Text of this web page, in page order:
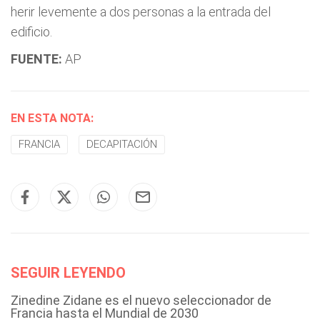
herir levemente a dos personas a la entrada del
edificio.
FUENTE: AP
EN ESTA NOTA:
FRANCIA DECAPITACIÓN
SEGUIR LEYENDO
Zinedine Zidane es el nuevo seleccionador de
Francia hasta el Mundial de 2030